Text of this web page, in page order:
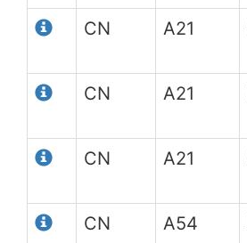
CN
A21
CN A21
CN A21
CN A54